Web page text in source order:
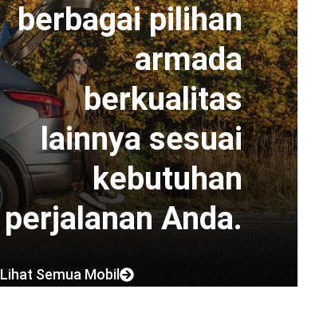
berbagai pilihan
armada
berkualitas
lainnya sesuai
kebutuhan
perjalanan Anda.
Lihat Semua Mobil